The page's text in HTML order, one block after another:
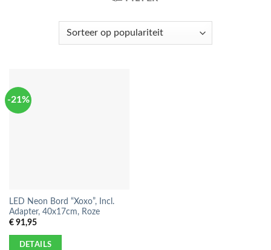
-21%
LED Neon Bord “Xoxo”, Incl.
Adapter, 40x17cm, Roze
€91,95
DETAILS